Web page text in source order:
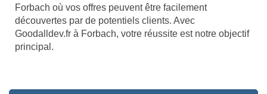
Forbach où vos offres peuvent être facilement
découvertes par de potentiels clients. Avec
Goodalldev.fr à Forbach, votre réussite est notre objectif
principal.